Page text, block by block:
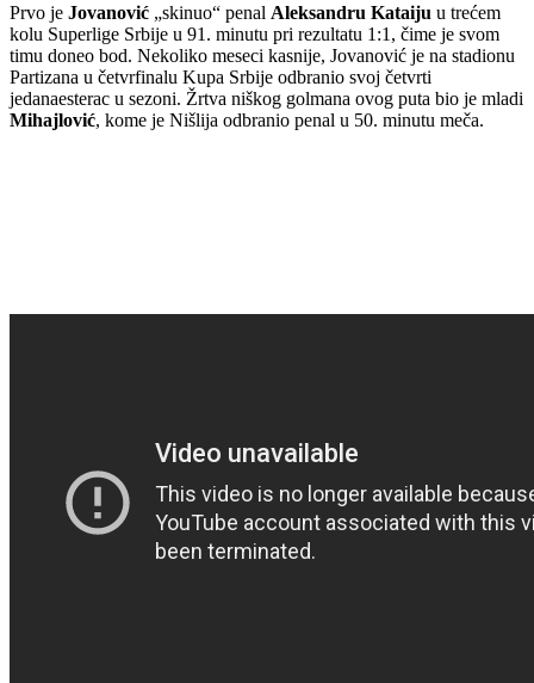
Prvo je Jovanović „skinuo“ penal Aleksandru Kataiju u trećem
kolu Superlige Srbije u 91. minutu pri rezultatu 1:1, čime je svom
timu doneo bod. Nekoliko meseci kasnije, Jovanović je na stadionu
Partizana u četvrfinalu Kupa Srbije odbranio svoj četvrti
jedanaesterac u sezoni. Žrtva niškog golmana ovog puta bio je mladi
Mihajlović, kome je Nišlija odbranio penal u 50. minutu meča.